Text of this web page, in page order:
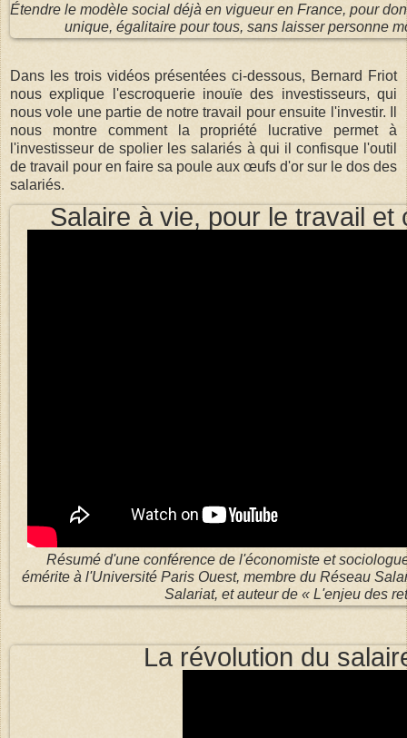
Étendre le modèle social déjà en vigueur en France, pour
unique, égalitaire pour tous, sans laisser personne
Dans les trois vidéos présentées ci-dessous, Bernard Friot
nous explique l'escroquerie inouïe des investisseurs, qui
nous vole une partie de notre travail pour ensuite l'investir. Il
nous montre comment la propriété lucrative permet à
l'investisseur de spolier les salariés à qui il confisque l'outil
de travail pour en faire sa poule aux œufs d'or sur le dos des
salariés.
Salaire à vie, pour le travail et
Résumé d'une conférence de l'économiste et
émérite à l'Université Paris Ouest, membre du Réseau
Salariat, et auteur de « L'enjeu des
La révolution du